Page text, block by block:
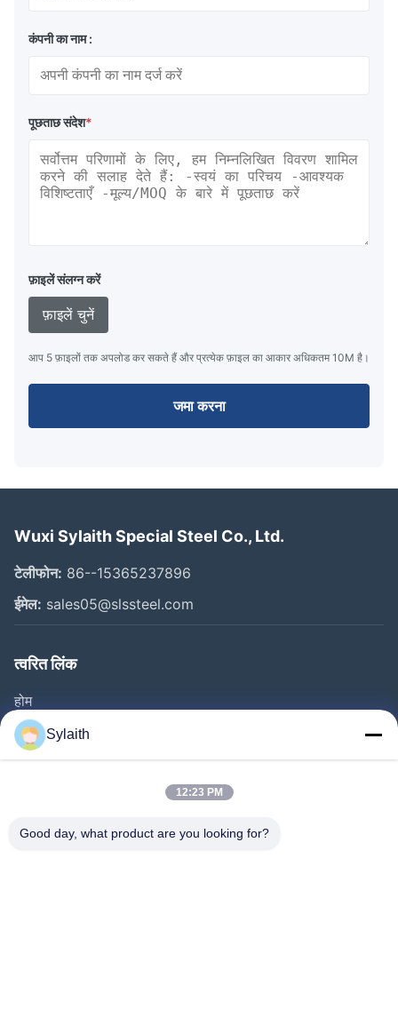
कंपनी का नाम :
पूछताछ संदेश*
फ़ाइलें संलग्न करें
फ़ाइलें चुनें
आप 5 फ़ाइलों तक अपलोड कर सकते हैं और प्रत्येक फ़ाइल का आकार अधिकतम 10M है।
जमा करना
Wuxi Sylaith Special Steel Co., Ltd.
टेलीफोन: 86--15365237896
ईमेल: sales05@slssteel.com
त्वरित लिंक
होम
उत्पाद
वीडियो
फैक्टरी यात्रा
Sylaith
12:23 PM
Good day, what product are you looking for?